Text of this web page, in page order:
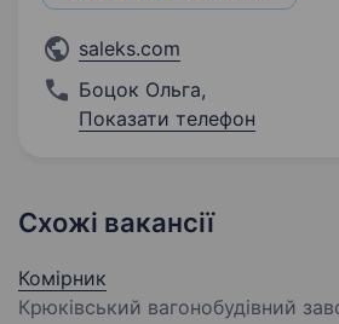
saleks.com
Боцок Ольга,
Показати телефон
Схожі вакансії
Комірник
Крюківський вагонобудівний